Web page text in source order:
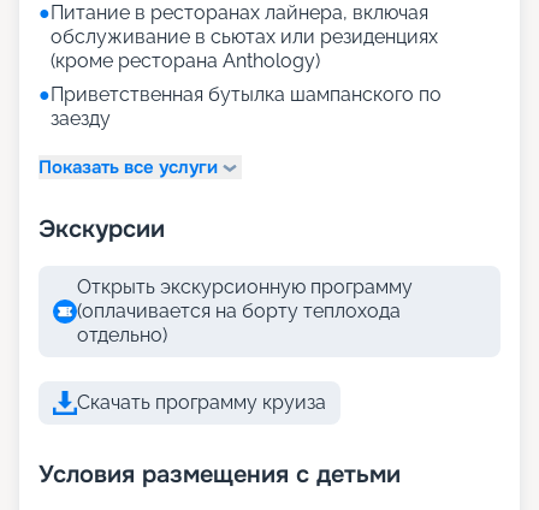
●Питание в ресторанах лайнера, включая
обслуживание в сьютах или резиденциях
(кроме ресторана Anthology)
●Приветственная бутылка шампанского по
заезду
Показать все услуги
Экскурсии
Открыть экскурсионную программу
(оплачивается на борту теплохода
отдельно)
Скачать программу круиза
Условия размещения с детьми